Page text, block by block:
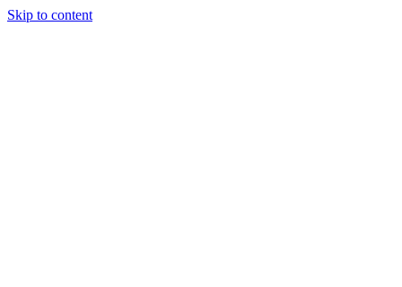
Skip to content